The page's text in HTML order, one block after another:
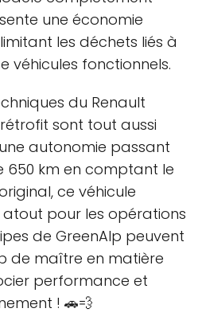
une économie
les déchets liés à
véhicules fonctionnels.
du Renault
sont tout aussi
autonomie passant
650 km en comptant le
ce véhicule
pour les opérations
de GreenAlp peuvent
de maître en matière
performance et
! 🚗💨